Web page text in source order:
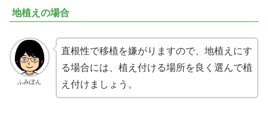
地植えの場合
ふみぽん
直根性で移植を嫌がりますので、地植えにす
る場合には、植え付ける場所を良く選んで植
え付けましょう。